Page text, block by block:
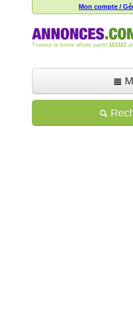
Mon compte /
Trouvez la bonne affaire parmi 101321
Déposer